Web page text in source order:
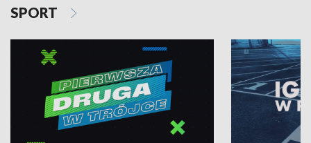
SPORT